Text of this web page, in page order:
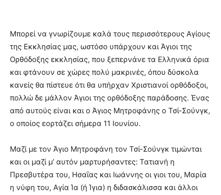
Μπορεί να γνωρίζουμε καλά τους περισσότερους Αγίους
της Εκκλησίας μας, ωστόσο υπάρχουν και Άγιοι της
Ορθόδοξης εκκλησίας, που ξεπερνάνε τα Ελληνικά όρια
και φτάνουν σε χώρες πολύ μακρινές, όπου δύσκολα
κανείς θα πίστευε ότι θα υπήρχαν Χριστιανοί ορθόδοξοι,
πολλώ δε μάλλον Άγιοι της ορθόδοξης παράδοσης. Ένας
από αυτούς είναι και ο Άγιος Μητροφάνης ο Τσί-Σούνγκ,
ο οποίος εορτάζει σήμερα 11 Ιουνίου.
Μαζί με τον Άγιο Μητροφάνη τον Τσί-Σούνγκ τιμώνται
και οι μαζί μ’ αυτόν μαρτυρήσαντες: Τατιανή η
Πρεσβυτέρα του, Ησαΐας και Ιωάννης οι γιοι του, Μαρία
η νύφη του, Αγία Ία (ή Ίγια) η διδασκάλισσα και άλλοι